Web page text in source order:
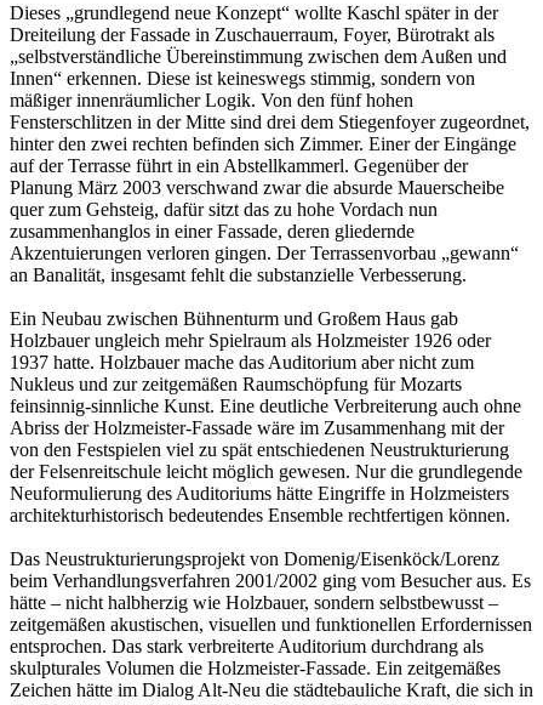
Dieses „grundlegend neue Konzept“ wollte Kaschl später in der
Dreiteilung der Fassade in Zuschauerraum, Foyer, Bürotrakt als
„selbstverständliche Übereinstimmung zwischen dem Außen und
Innen“ erkennen. Diese ist keineswegs stimmig, sondern von
mäßiger innenräumlicher Logik. Von den fünf hohen
Fensterschlitzen in der Mitte sind drei dem Stiegenfoyer zugeordnet,
hinter den zwei rechten befinden sich Zimmer. Einer der Eingänge
auf der Terrasse führt in ein Abstellkammerl. Gegenüber der
Planung März 2003 verschwand zwar die absurde Mauerscheibe
quer zum Gehsteig, dafür sitzt das zu hohe Vordach nun
zusammenhanglos in einer Fassade, deren gliedernde
Akzentuierungen verloren gingen. Der Terrassenvorbau „gewann“
an Banalität, insgesamt fehlt die substanzielle Verbesserung.
Ein Neubau zwischen Bühnenturm und Großem Haus gab
Holzbauer ungleich mehr Spielraum als Holzmeister 1926 oder
1937 hatte. Holzbauer mache das Auditorium aber nicht zum
Nukleus und zur zeitgemäßen Raumschöpfung für Mozarts
feinsinnig-sinnliche Kunst. Eine deutliche Verbreiterung auch ohne
Abriss der Holzmeister-Fassade wäre im Zusammenhang mit der
von den Festspielen viel zu spät entschiedenen Neustrukturierung
der Felsenreitschule leicht möglich gewesen. Nur die grundlegende
Neuformulierung des Auditoriums hätte Eingriffe in Holzmeisters
architekturhistorisch bedeutendes Ensemble rechtfertigen können.
Das Neustrukturierungsprojekt von Domenig/Eisenköck/Lorenz
beim Verhandlungsverfahren 2001/2002 ging vom Besucher aus. Es
hätte – nicht halbherzig wie Holzbauer, sondern selbstbewusst –
zeitgemäßen akustischen, visuellen und funktionellen Erfordernissen
entsprochen. Das stark verbreiterte Auditorium durchdrang als
skulpturales Volumen die Holzmeister-Fassade. Ein zeitgemäßes
Zeichen hätte im Dialog Alt-Neu die städtebauliche Kraft, die sich in